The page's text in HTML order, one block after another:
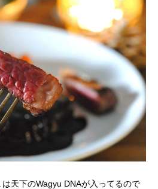
天下のWagyu DNAが入ってるので